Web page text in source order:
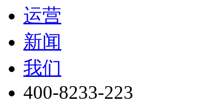
运营
新闻
我们
400-8233-223